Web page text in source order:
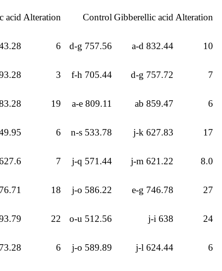
Alteration
Gibberellic acid
Control
Alteration
acid
10
832.44 a-d
757.56 d-g
6
a-c
7
757.72 d-g
705.44 f-h
3
b-e
6
859.47 ab
809.11 a-e
19
a
17
627.83 j-k
533.78 n-s
6
j-i
8.0
621.22 j-m
571.44 j-q
7
j-k
27
746.78 e-g
586.22 j-o
18
g-i
24
638 j-i
512.56 o-u
22
f-i
6
624.44 j-l
589.89 j-o
6
j-q